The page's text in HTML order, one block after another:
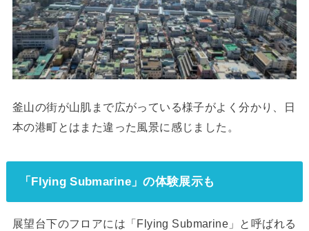
釜山の街が山肌まで広がっている様子がよく分かり、日
本の港町とはまた違った風景に感じました。
「Flying Submarine」の体験展示も
展望台下のフロアには「Flying Submarine」と呼ばれる